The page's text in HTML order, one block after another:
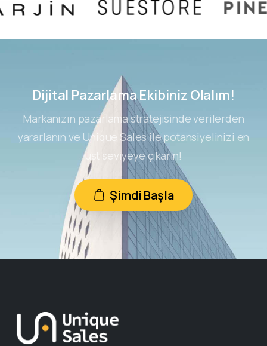
Dijital Pazarlama Ekibiniz Olalım!
Markanızın pazarlama stratejisinde verilerden
yararlanın ve Unique Sales ile potansiyelinizi en
üst seviyeye çıkarın!
Şimdi Başla